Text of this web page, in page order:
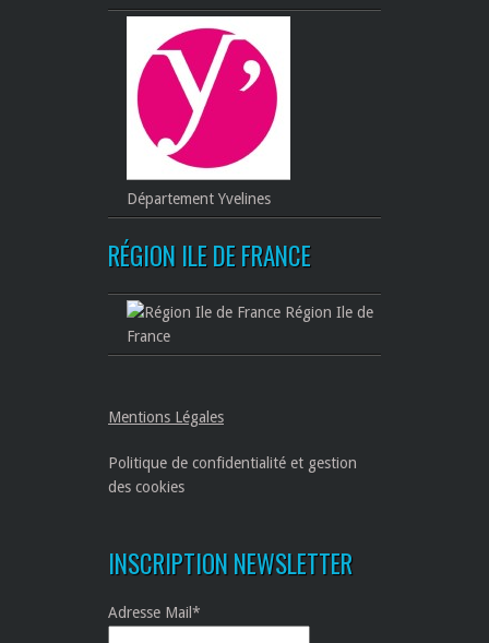
Département Yvelines
RÉGION ILE DE FRANCE
Région Ile de
France
Mentions Légales
Politique de confidentialité et gestion
des cookies
INSCRIPTION NEWSLETTER
Adresse Mail*